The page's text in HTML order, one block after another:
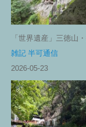
「世界遺産」三徳山
雑記 半可通信
2026-05-23